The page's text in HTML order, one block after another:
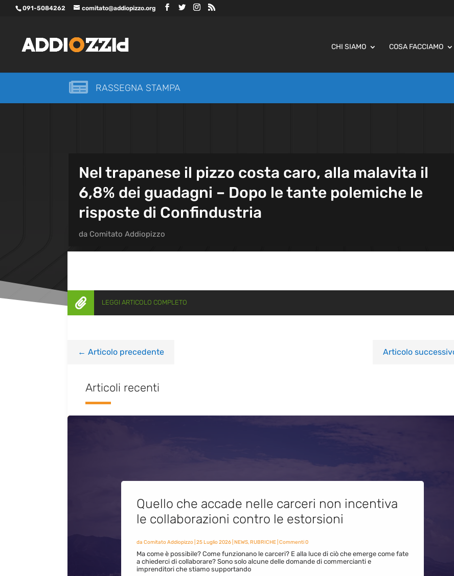
091-5084262 comitato@addiopizzo.org
CHI SIAMO COSA FACCIAMO
 RASSEGNA STAMPA
Nel trapanese il pizzo costa caro, alla malavita il
6,8% dei guadagni – Dopo le tante polemiche le
risposte di Confindustria
da Comitato Addiopizzo
 LEGGI ARTICOLO COMPLETO
← Articolo precedente Articolo
Articoli recenti
Quello che accade nelle carceri non incentiva
le collaborazioni contro le estorsioni
da Comitato Addiopizzo| 25 Luglio 2026| NEWS,RUBRICHE| Commenti 0
Ma come è possibile? Come funzionano le carceri? E alla luce di ciò che emerge come fate
a chiederci di collaborare? Sono solo alcune delle domande di commercianti e
imprenditori che stiamo supportando